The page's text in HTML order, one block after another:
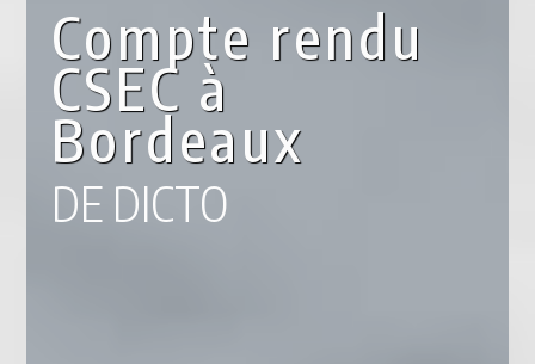
Compte rendu
CSEC à
Bordeaux
DE DICTO